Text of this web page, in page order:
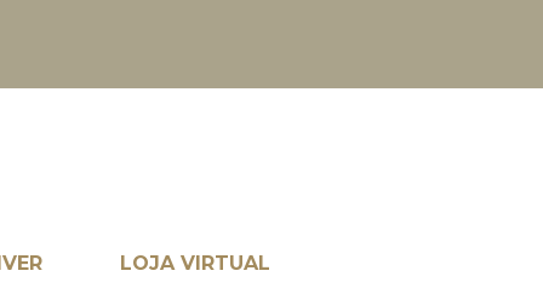
LOJA VIRTUAL